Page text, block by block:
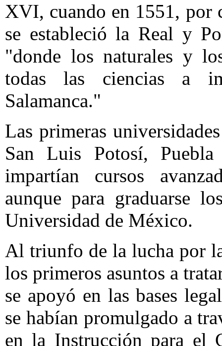
XVI, cuando en 1551, por
se estableció la Real y
"donde los naturales y
todas las ciencias a
Salamanca."
Las primeras
San Luis Potosí,
impartían cursos
aunque para graduarse
Universidad de México.
Al triunfo de la lucha por
los primeros asuntos a
se apoyó en las bases
se habían promulgado a
en la Instrucción para el